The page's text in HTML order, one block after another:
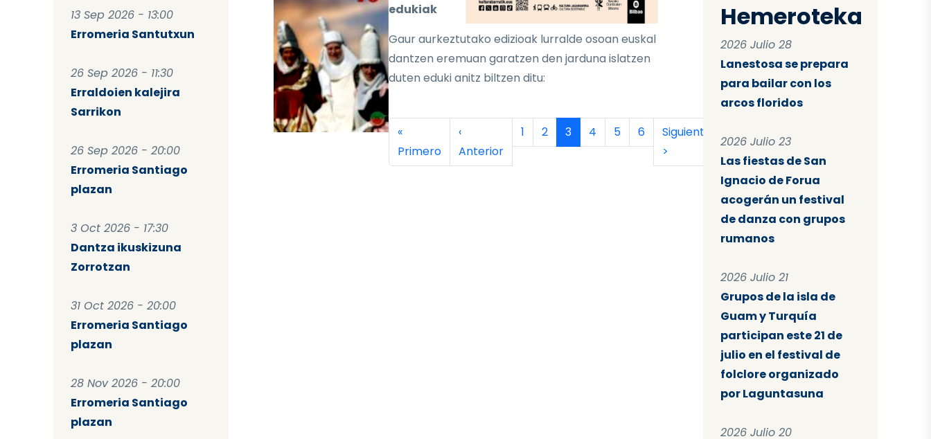
13 Sep 2026 - 13:00
Erromeria Santutxun
26 Sep 2026 - 11:30
Erraldoien kalejira
Sarrikon
26 Sep 2026 - 20:00
Erromeria Santiago
plazan
3 Oct 2026 - 17:30
Dantza ikuskizuna
Zorrotzan
31 Oct 2026 - 20:00
Erromeria Santiago
plazan
28 Nov 2026 - 20:00
Erromeria Santiago
plazan
edukiak
Gaur aurkeztutako edizioak lurralde osoan euskal
dantzen eremuan garatzen den jarduna islatzen
duten eduki anitz biltzen ditu:
Paginación Primera página
«
Primero
Página anterior
‹
Anterior
Página
1 Página
2 Página actual
3 Página
4 Página
5 Página
6 Siguiente página
Siguiente
>
Hemeroteka
2026 Julio 28
Lanestosa se prepara
para bailar con los
arcos floridos
2026 Julio 23
Las fiestas de San
Ignacio de Forua
acogerán un festival
de danza con grupos
rumanos
2026 Julio 21
Grupos de la isla de
Guam y Turquía
participan este 21 de
julio en el festival de
folclore organizado
por Laguntasuna
2026 Julio 20